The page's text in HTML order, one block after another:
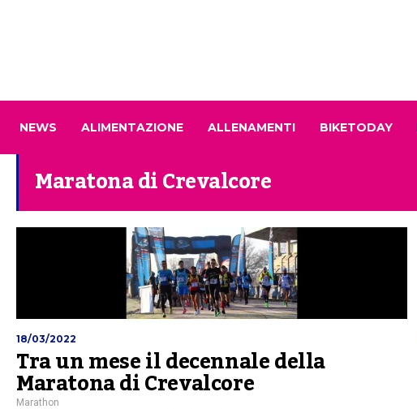
NEWS ALIMENTAZIONE ALLENAMENTI BIKETODAY
Maratona di Crevalcore
18/03/2022
Tra un mese il decennale della
Maratona di Crevalcore
Marathon